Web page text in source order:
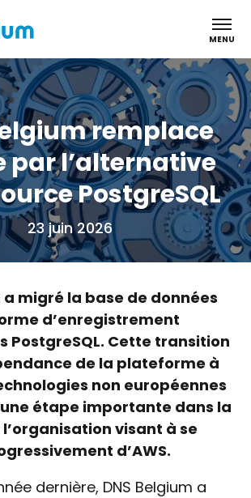
MENU
remplace
par l’alternative
PostgreSQL
23 juin 2026
a migré la base de données
d’enregistrement
PostgreSQL. Cette transition
de la plateforme à
non européennes
étape importante dans la
visant à se
d’AWS.
dernière, DNS Belgium a